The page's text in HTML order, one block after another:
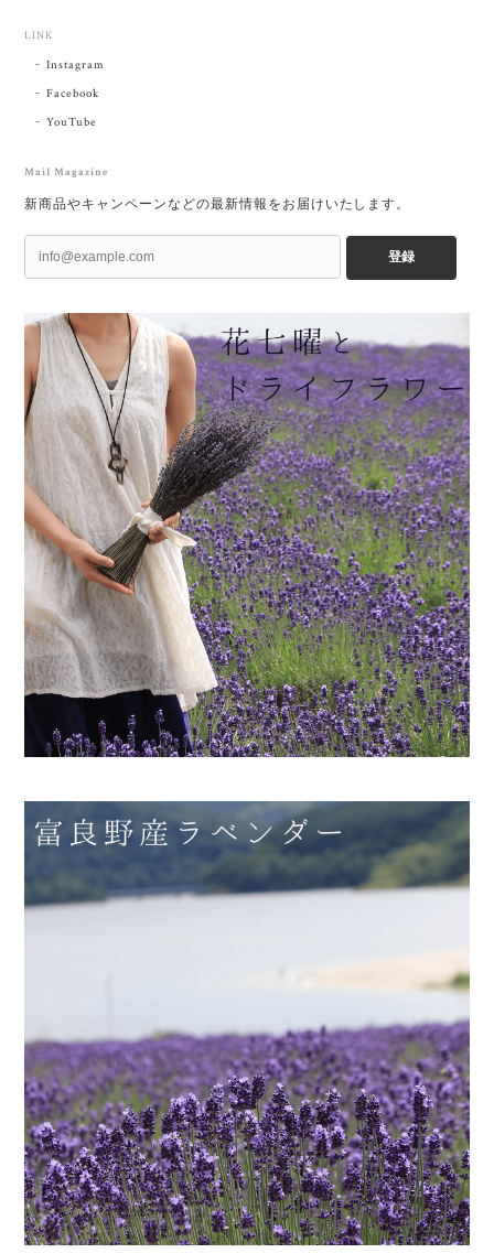
LINK
Instagram
Facebook
YouTube
Mail Magazine
新商品やキャンペーンなどの最新情報をお届けいたします。
登録